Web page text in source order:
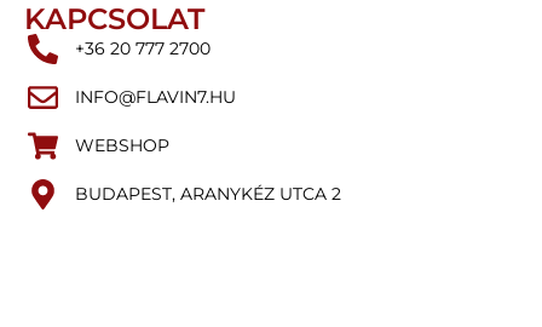
KAPCSOLAT
+36 20 777 2700
INFO@FLAVIN7.HU
WEBSHOP
BUDAPEST, ARANYKÉZ UTCA 2